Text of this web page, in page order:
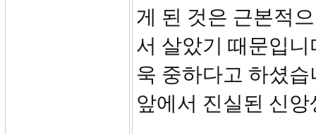
게 된 것은 근본적
서 살았기 때문입
욱 중하다고 하셨
앞에서 진실된 신